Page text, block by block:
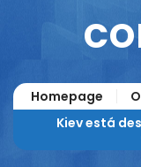
Homepage
Kiev está